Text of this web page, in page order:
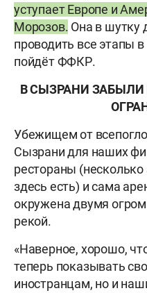
уступает Европе и
Морозов. Она в шутку
проводить все этапы
пойдёт ФФКР.
В СЫЗРАНИ
Убежищем от
Сызрани для наших
рестораны (несколько
здесь есть) и сама
окружена двумя
рекой.
«Наверное, хорошо,
теперь показывать
иностранцам, но и